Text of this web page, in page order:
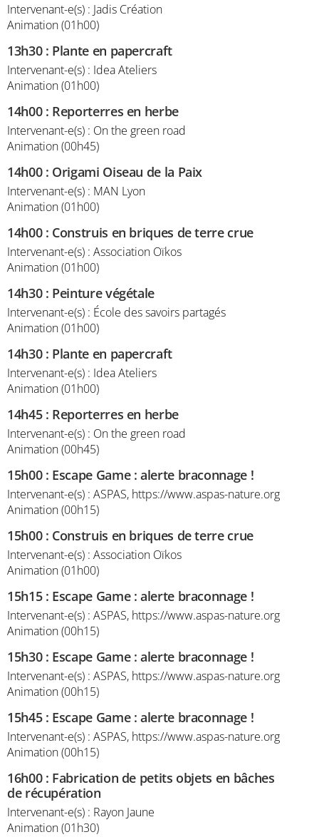
Intervenant-e(s) : Jadis Création
Animation (01h00)
13h30: Plante en papercraft
Intervenant-e(s) : Idea Ateliers
Animation (01h00)
14h00: Reporterres en herbe
Intervenant-e(s) : On the green road
Animation (00h45)
14h00: Origami Oiseau de la Paix
Intervenant-e(s) : MAN Lyon
Animation (01h00)
14h00: Construis en briques de terre crue
Intervenant-e(s) : Association Oïkos
Animation (01h00)
14h30: Peinture végétale
Intervenant-e(s) : École des savoirs partagés
Animation (01h00)
14h30: Plante en papercraft
Intervenant-e(s) : Idea Ateliers
Animation (01h00)
14h45: Reporterres en herbe
Intervenant-e(s) : On the green road
Animation (00h45)
15h00: Escape Game : alerte braconnage !
Intervenant-e(s) : ASPAS, https://www.aspas-nature.org
Animation (00h15)
15h00: Construis en briques de terre crue
Intervenant-e(s) : Association Oïkos
Animation (01h00)
15h15: Escape Game : alerte braconnage !
Intervenant-e(s) : ASPAS, https://www.aspas-nature.org
Animation (00h15)
15h30: Escape Game : alerte braconnage !
Intervenant-e(s) : ASPAS, https://www.aspas-nature.org
Animation (00h15)
15h45: Escape Game : alerte braconnage !
Intervenant-e(s) : ASPAS, https://www.aspas-nature.org
Animation (00h15)
16h00: Fabrication de petits objets en bâches
de récupération
Intervenant-e(s) : Rayon Jaune
Animation (01h30)